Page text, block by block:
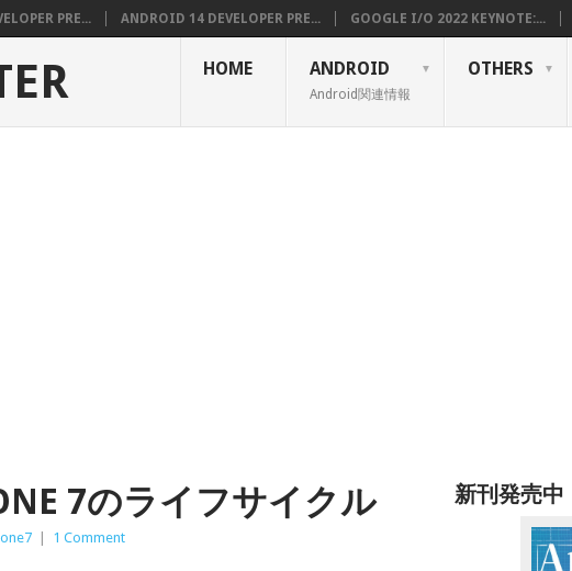
PRE... ANDROID 14 DEVELOPER PRE... GOOGLE I/O 2022 KEYNOTE:...
HOME ANDROID
Android関連情報
OTHERS
7のライフサイクル
1 Comment
新刊発売中